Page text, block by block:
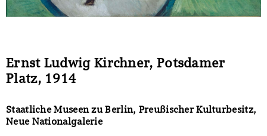
Ernst Ludwig Kirchner, Potsdamer
Platz, 1914
Staatliche Museen zu Berlin, Preußischer Kulturbesitz,
Neue Nationalgalerie